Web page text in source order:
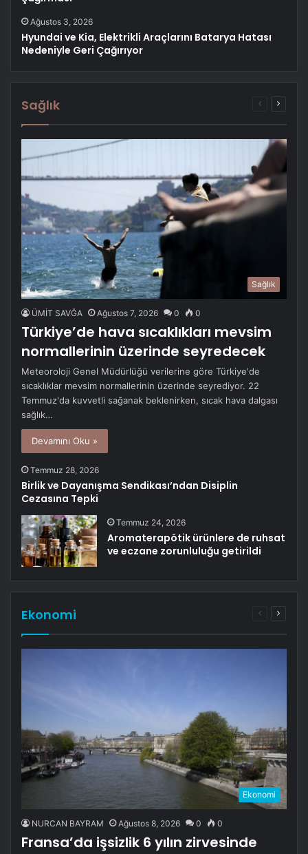
Ağustos 3, 2026
Hyundai ve Kia, Elektrikli Araçlarını Batarya Hatası
Nedeniyle Geri Çağırıyor
Sağlık
ÖncekiSonraki
Sağlık
ÜMİT SAVĞA Ağustos 7, 2026 0 0
Türkiye’de hava sıcaklıkları mevsim
normallerinin üzerinde seyredecek
Meteoroloji Genel Müdürlüğü verilerine göre Türkiye'de
sıcaklıklar mevsim normallerinin üzerinde seyrediyor. 22
Temmuz'da kuvvetli sağanak beklenirken, sıcak hava dalgası
sağlık…
Devamını Oku »
Temmuz 28, 2026
Birlik ve Dayanışma Sendikası’ndan Disiplin
Cezasına Tepki
Temmuz 24, 2026
Aromaterapötik ürünlere de ruhsat
ve eczane zorunluluğu getirildi
Ekonomi
ÖncekiSonraki
Ekonomi
NURCAN BAYRAM Ağustos 8, 2026 0 0
Fransa’da işsizlik 6 yılın zirvesinde